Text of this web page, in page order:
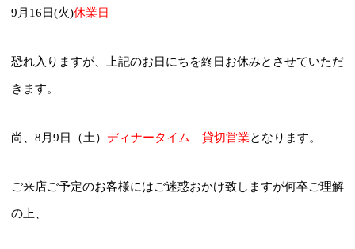
9月16日(火)休業日
恐れ入りますが、上記のお日にちを終日お休みとさせていただ
きます。
尚、8月9日（土） ディナータイム 貸切営業と なります。
ご来店ご予定のお客様にはご迷惑おかけ致しますが何卒ご理解
の上、